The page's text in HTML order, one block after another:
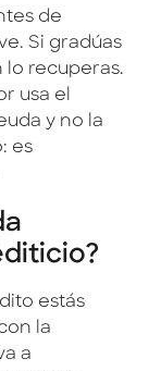
de
Si gradúas
lo recuperas.
usa el
y no la
es
estás
la
a